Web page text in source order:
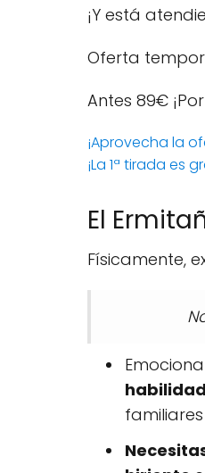
¡Y está
Oferta
Antes 89€
¡Aprovecha la
¡La 1ª tirada es
El
Físicamente,